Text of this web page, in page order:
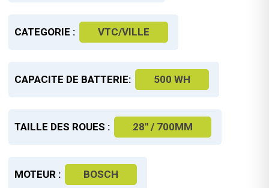
CATEGORIE : VTC/VILLE
CAPACITE DE BATTERIE: 500 WH
TAILLE DES ROUES : 28" / 700MM
MOTEUR : BOSCH